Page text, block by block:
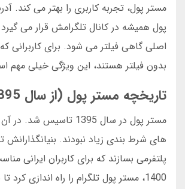
مستر پول، تجربه کاربری را بهتر می کند.
پول همیشه در کانال تلگرامش قرار می
اصلی گاهی فیلتر می شود. برای کاربرانی
بدون فیلتر هستند، این ویژگی خیلی مهم
تاریخچه مستر پول (از سال 1395 تا امروز)
مستر پول در سال 1395 تاسیس
های شرط بندی زیاد نبودند. بنیانگذارانش
پلتفرمی بسازند که برای کاربران ایرانی
1400، مستر پول تلگرام را راه اندازی کرد